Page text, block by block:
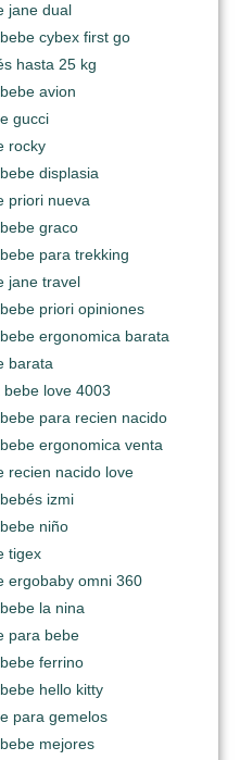
jane dual
cybex first go
hasta 25 kg
avion
gucci
rocky
displasia
priori nueva
graco
para trekking
jane travel
priori opiniones
ergonomica barata
barata
love 4003
para recien nacido
ergonomica venta
recien nacido love
izmi
niño
tigex
ergobaby omni 360
la nina
para bebe
ferrino
hello kitty
para gemelos
mejores